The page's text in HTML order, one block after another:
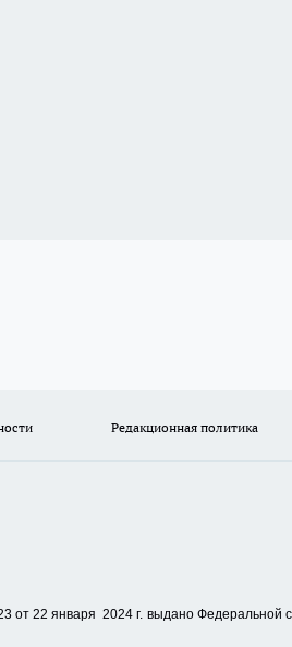
Редакционная политика
от 22 января 2024 г. выдано Федеральной